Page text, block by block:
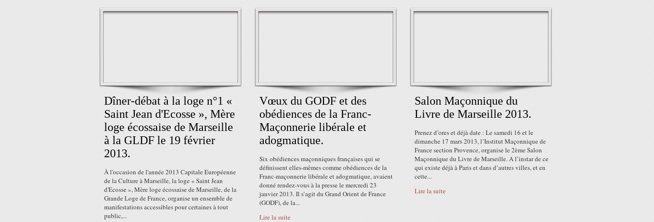
Dîner-débat à la loge n°1 «
Saint Jean d'Ecosse », Mère
loge écossaise de Marseille
à la GLDF le 19 février
2013.
À l'occasion de l'année 2013 Capitale Européenne
de la Culture à Marseille, la loge « Saint Jean
d'Ecosse », Mère loge écossaise de Marseille, de la
Grande Loge de France, organise un ensemble de
manifestations accessibles pour certaines à tout
public,...
Vœux du GODF et des
obédiences de la Franc-
Maçonnerie libérale et
adogmatique.
Six obédiences maçonniques françaises qui se
définissent elles-mêmes comme obédiences de la
Franc-maçonnerie libérale et adogmatique, avaient
donné rendez-vous à la presse le mercredi 23
janvier 2013. Il s’agit du Grand Orient de France
(GODF), de la...
Lire la suite
Salon Maçonnique du
Livre de Marseille 2013.
Prenez d’ores et déjà date : Le samedi 16 et le
dimanche 17 mars 2013, l’Institut Maçonnique de
France section Provence, organise le 2ème Salon
Maçonnique du Livre de Marseille. A l’instar de ce
qui existe déjà à Paris et dans d’autres villes, et en
cette...
Lire la suite